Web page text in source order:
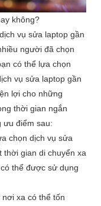
không?
vụ sửa laptop gần
người đã chọn
có thể lựa chọn
vụ sửa laptop gần
lợi cho những
thời gian ngắn
ưu điểm sau:
chọn dịch vụ sửa
thời gian di chuyển xa
thể được sử dụng
xa có thể tốn